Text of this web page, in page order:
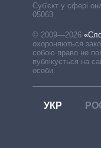
Cуб'єкт у сфері
05063
© 2009—2026
охороняються
собою право не
публікується на
особи.
УКР